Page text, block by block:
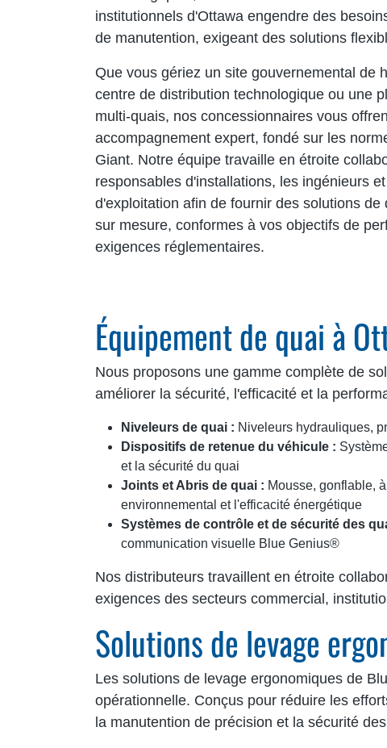
institutionnels d'Ottawa engendre des
de manutention, exigeant des solutions
Que vous gériez un site gouvernemental de
centre de distribution technologique ou une
multi-quais, nos concessionnaires vous
accompagnement expert, fondé sur les
Giant. Notre équipe travaille en étroite
responsables d'installations, les ingénieurs
d'exploitation afin de fournir des solutions de
sur mesure, conformes à vos objectifs de
exigences réglementaires.
Équipement de quai à
Nous proposons une gamme complète de
améliorer la sécurité, l'efficacité et la
Niveleurs de quai : Niveleurs hydrauliques,
Dispositifs de retenue du véhicule :
et la sécurité du quai
Joints et Abris de quai : Mousse, gonflable,
environnemental et l'efficacité énergétique
Systèmes de contrôle et de sécurité des
communication visuelle Blue Genius®
Nos distributeurs travaillent en étroite
exigences des secteurs commercial,
Solutions de levage
Les solutions de levage ergonomiques de
opérationnelle. Conçus pour réduire les
la manutention de précision et la sécurité